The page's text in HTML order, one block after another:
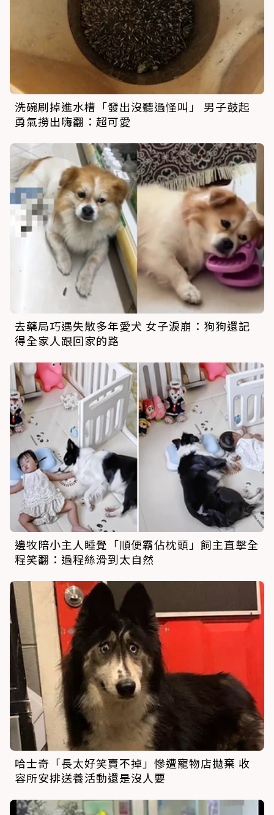
洗碗刷掉進水槽「發出沒聽過怪叫」 男子鼓起
勇氣撈出嗨翻：超可愛
去藥局巧遇失散多年愛犬 女子淚崩：狗狗還記
得全家人跟回家的路
邊牧陪小主人睡覺「順便霸佔枕頭」飼主直擊全
程笑翻：過程絲滑到太自然
哈士奇「長太好笑賣不掉」慘遭寵物店拋棄 收
容所安排送養活動還是沒人要